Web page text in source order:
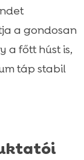
a gondosan
a főtt húst is,
táp stabil